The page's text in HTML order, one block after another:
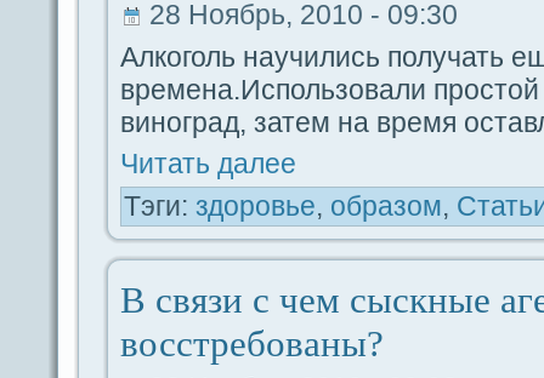
28 Ноябрь, 2010 - 09:30
Алкоголь научились получать
времена.Использовали
виногpaд, затем на время
Читать дaлее
Тэги: здоровье, обpaзом,
В связи с чем сыскные
восстребованы?